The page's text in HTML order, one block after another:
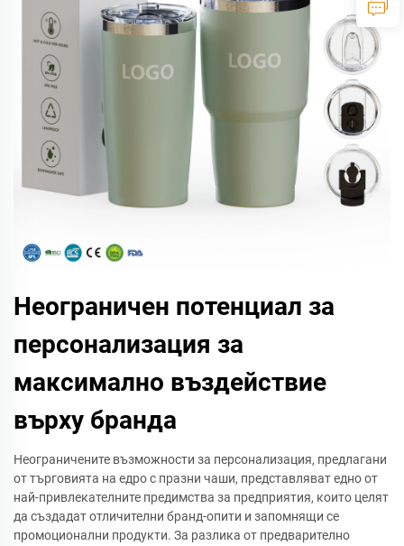
Неограничен потенциал за
персонализация за
максимално въздействие
върху бранда
Неограничените възможности за персонализация, предлагани
от търговията на едро с празни чаши, представляват едно от
най-привлекателните предимства за предприятия, които целят
да създадат отличителни бранд-опити и запомнящи се
промоционални продукти. За разлика от предварително